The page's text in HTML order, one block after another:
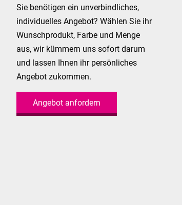
Sie benötigen ein unverbindliches,
individuelles Angebot? Wählen Sie ihr
Wunschprodukt, Farbe und Menge
aus, wir kümmern uns sofort darum
und lassen Ihnen ihr persönliches
Angebot zukommen.
Angebot anfordern